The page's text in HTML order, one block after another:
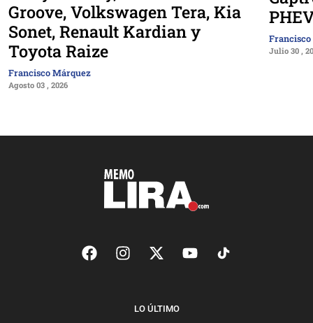
Groove, Volkswagen Tera, Kia
Sonet, Renault Kardian y
Toyota Raize
Francisco Márquez
Agosto 03 , 2026
Julio 30 ,
LO ÚLTIMO